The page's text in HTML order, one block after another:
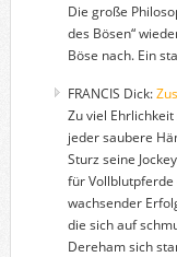
Die große
des Bösen“
Böse nach. Ein
FRANCIS Dick:
Zu viel
jeder saubere
Sturz seine
für Vollblutpferde
wachsender
die sich auf
Dereham sich